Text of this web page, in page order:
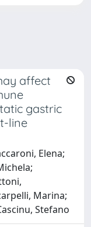
affect
gastric
line
Elena;
Marina;
Stefano